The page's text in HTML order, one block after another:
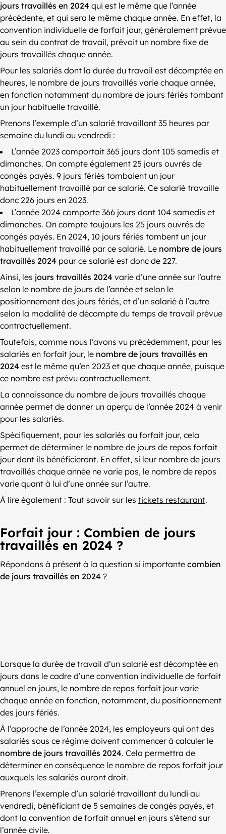
jours travaillés en 2024 qui est le même que l’année
précédente, et qui sera le même chaque année. En effet, la
convention individuelle de forfait jour, généralement prévue
au sein du contrat de travail, prévoit un nombre fixe de
jours travaillés chaque année.
Pour les salariés dont la durée du travail est décomptée en
heures, le nombre de jours travaillés varie chaque année,
en fonction notamment du nombre de jours fériés tombant
un jour habituelle travaillé.
Prenons l’exemple d’un salarié travaillant 35 heures par
semaine du lundi au vendredi :
L’année 2023 comportait 365 jours dont 105 samedis et
dimanches. On compte également 25 jours ouvrés de
congés payés. 9 jours fériés tombaient un jour
habituellement travaillé par ce salarié. Ce salarié travaille
donc 226 jours en 2023.
L’année 2024 comporte 366 jours dont 104 samedis et
dimanches. On compte toujours les 25 jours ouvrés de
congés payés. En 2024, 10 jours fériés tombent un jour
habituellement travaillé par ce salarié. Le nombre de jours
travaillés 2024 pour ce salarié est donc de 227.
Ainsi, les jours travaillés 2024 varie d’une année sur l’autre
selon le nombre de jours de l’année et selon le
positionnement des jours fériés, et d’un salarié à l’autre
selon la modalité de décompte du temps de travail prévue
contractuellement.
Toutefois, comme nous l’avons vu précédemment, pour les
salariés en forfait jour, le nombre de jours travaillés en
2024 est le même qu’en 2023 et que chaque année, puisque
ce nombre est prévu contractuellement.
La connaissance du nombre de jours travaillés chaque
année permet de donner un aperçu de l’année 2024 à venir
pour les salariés.
Spécifiquement, pour les salariés au forfait jour, cela
permet de déterminer le nombre de jours de repos forfait
jour dont ils bénéficieront. En effet, si leur nombre de jours
travaillés chaque année ne varie pas, le nombre de repos
varie quant à lui d’une année sur l’autre.
À lire également : Tout savoir sur les tickets restaurant.
Forfait jour : Combien de jours
travaillés en 2024 ?
Répondons à présent à la question si importante combien
de jours travaillés en 2024 ?
Lorsque la durée de travail d’un salarié est décomptée en
jours dans le cadre d’une convention individuelle de forfait
annuel en jours, le nombre de repos forfait jour varie
chaque année en fonction, notamment, du positionnement
des jours fériés.
À l’approche de l’année 2024, les employeurs qui ont des
salariés sous ce régime doivent commencer à calculer le
nombre de jours travaillés 2024. Cela permettra de
déterminer en conséquence le nombre de repos forfait jour
auxquels les salariés auront droit.
Prenons l’exemple d’un salarié travaillant du lundi au
vendredi, bénéficiant de 5 semaines de congés payés, et
dont la convention de forfait annuel en jours s’étend sur
l’année civile.